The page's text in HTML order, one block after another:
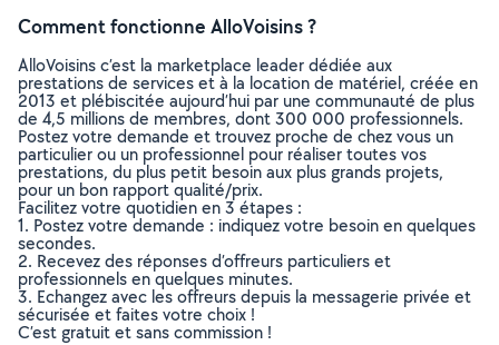
Comment fonctionne AlloVoisins ?
AlloVoisins c’est la marketplace leader dédiée aux
prestations de services et à la location de matériel, créée en
2013 et plébiscitée aujourd’hui par une communauté de plus
de 4,5 millions de membres, dont 300 000 professionnels.
Postez votre demande et trouvez proche de chez vous un
particulier ou un professionnel pour réaliser toutes vos
prestations, du plus petit besoin aux plus grands projets,
pour un bon rapport qualité/prix.
Facilitez votre quotidien en 3 étapes :
1. Postez votre demande : indiquez votre besoin en quelques
secondes.
2. Recevez des réponses d’offreurs particuliers et
professionnels en quelques minutes.
3. Echangez avec les offreurs depuis la messagerie privée et
sécurisée et faites votre choix !
C’est gratuit et sans commission !